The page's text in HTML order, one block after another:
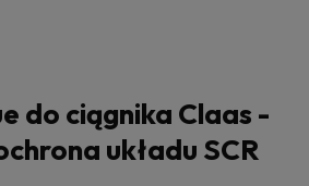
do ciągnika Claas -
układu SCR